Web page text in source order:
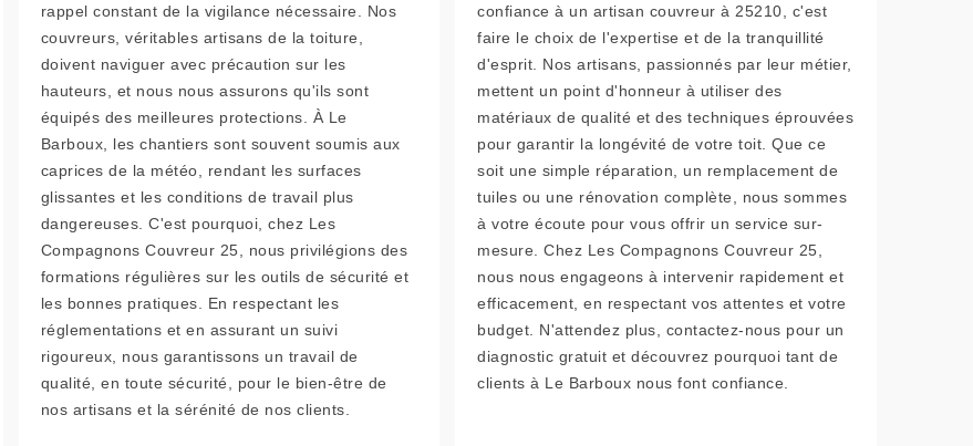
rappel constant de la vigilance nécessaire. Nos
couvreurs, véritables artisans de la toiture,
doivent naviguer avec précaution sur les
hauteurs, et nous nous assurons qu'ils sont
équipés des meilleures protections. À Le
Barboux, les chantiers sont souvent soumis aux
caprices de la météo, rendant les surfaces
glissantes et les conditions de travail plus
dangereuses. C'est pourquoi, chez Les
Compagnons Couvreur 25, nous privilégions des
formations régulières sur les outils de sécurité et
les bonnes pratiques. En respectant les
réglementations et en assurant un suivi
rigoureux, nous garantissons un travail de
qualité, en toute sécurité, pour le bien-être de
nos artisans et la sérénité de nos clients.
confiance à un artisan couvreur à 25210, c'est
faire le choix de l'expertise et de la tranquillité
d'esprit. Nos artisans, passionnés par leur métier,
mettent un point d'honneur à utiliser des
matériaux de qualité et des techniques éprouvées
pour garantir la longévité de votre toit. Que ce
soit une simple réparation, un remplacement de
tuiles ou une rénovation complète, nous sommes
à votre écoute pour vous offrir un service sur-
mesure. Chez Les Compagnons Couvreur 25,
nous nous engageons à intervenir rapidement et
efficacement, en respectant vos attentes et votre
budget. N'attendez plus, contactez-nous pour un
diagnostic gratuit et découvrez pourquoi tant de
clients à Le Barboux nous font confiance.